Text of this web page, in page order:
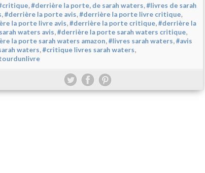
,#derrière la porte, de sarah waters,#livres de sarah
,#derrière la porte avis,#derrière la porte livre critique,
la porte livre avis,#derrière la porte critique,#derrière la
waters avis,#derrière la porte sarah waters critique,
la porte sarah waters amazon,#livres sarah waters,#avis
waters,#critique livres sarah waters,